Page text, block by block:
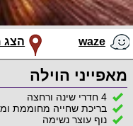
waze הצג
מאפייני הוילה
4 חדרי שינה ורחצה
בריכת שחייה מחוממת
נוף עוצר נשימה